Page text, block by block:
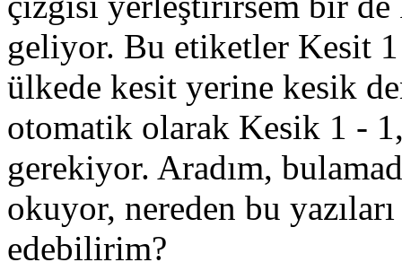
geliyor. Bu etiketler Kesit
ülkede kesit yerine kesik
otomatik olarak Kesik 1 -
gerekiyor. Aradım,
okuyor, nereden bu
edebilirim?